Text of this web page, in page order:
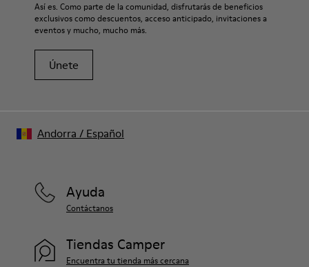
Así es. Como parte de la comunidad, disfrutarás de beneficios
exclusivos como descuentos, acceso anticipado, invitaciones a
eventos y mucho, mucho más.
Únete
Ayuda
Contáctanos
Tiendas Camper
Encuentra tu tienda más cercana
Andorra / Español